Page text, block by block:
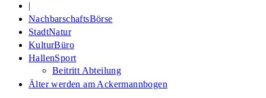
|
NachbarschaftsBörse
StadtNatur
KulturBüro
HallenSport
Beitritt Abteilung
Älter werden am Ackermannbogen